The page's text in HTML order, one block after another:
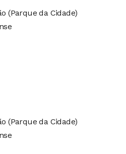
(Parque da Cidade)
(Parque da Cidade)